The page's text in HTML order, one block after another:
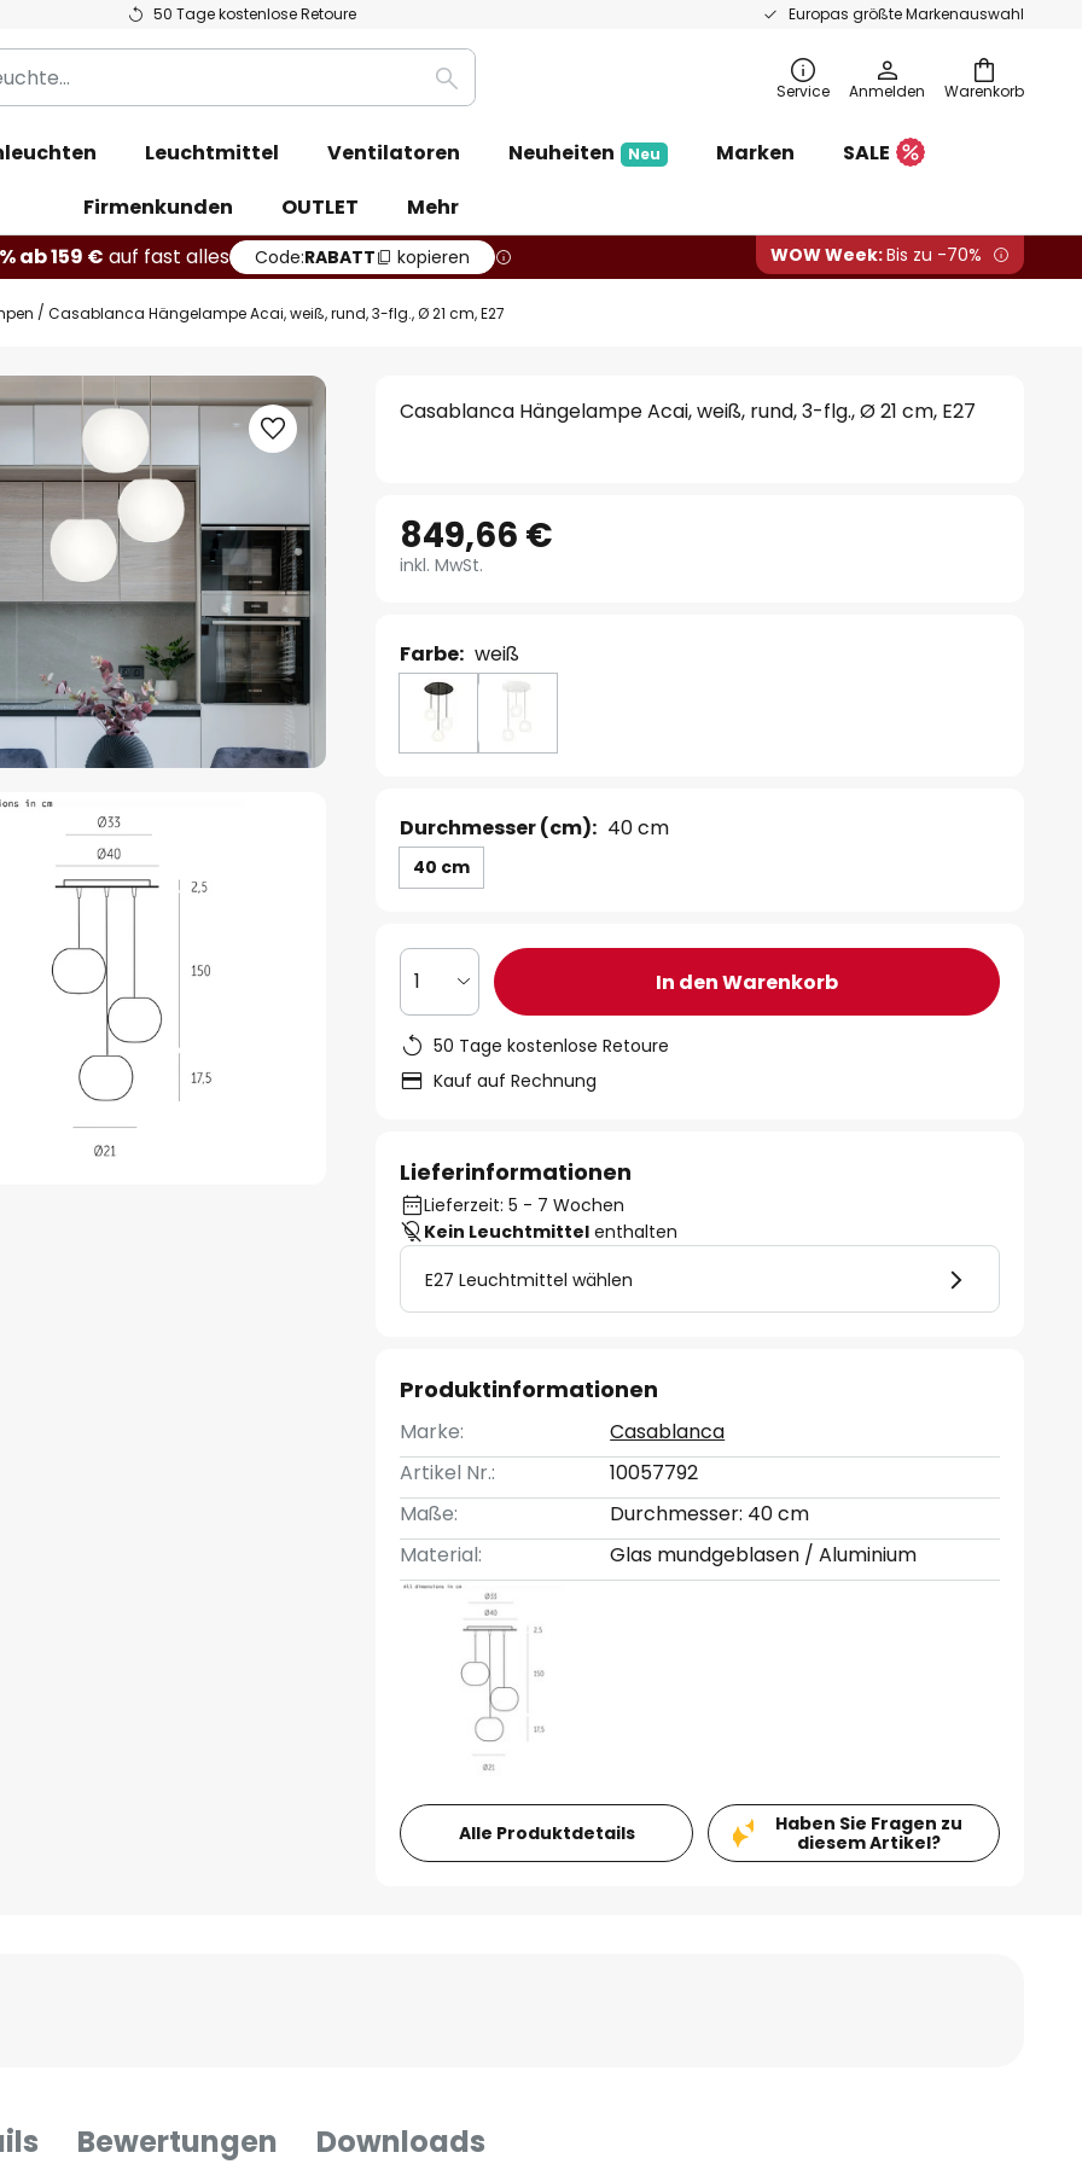
50 Tage kostenlose Retoure Europas größte Markenauswahl
Warenkorb
Suche Service Anmelden
Leuchtmittel Ventilatoren Neuheiten Neu Marken
SALE
Firmenkunden
OUTLET
Mehr
ab 159 € auf fast alles Code:RABATT kopieren WOW Week:Bis zu -70%
Casablanca Hängelampe Acai, weiß, rund, 3-flg., Ø 21 cm, E27
Casablanca Hängelampe Acai, weiß, rund, 3-flg., Ø 21 cm, E27
849,66 €
inkl. MwSt.
Farbe: weiß
Durchmesser (cm): 40 cm
40 cm
1 In den Warenkorb
50 Tage kostenlose Retoure
Kauf auf Rechnung
Lieferinformationen
Lieferzeit: 5 - 7 Wochen
Kein Leuchtmittel enthalten
E27 Leuchtmittel wählen
Produktinformationen
Marke:
Casablanca
Artikel Nr.:
10057792
Maße:
Durchmesser: 40 cm
Material:
Glas mundgeblasen / Aluminium
Alle Produktdetails
Haben Sie Fragen zu
diesem Artikel?
Bewertungen Downloads